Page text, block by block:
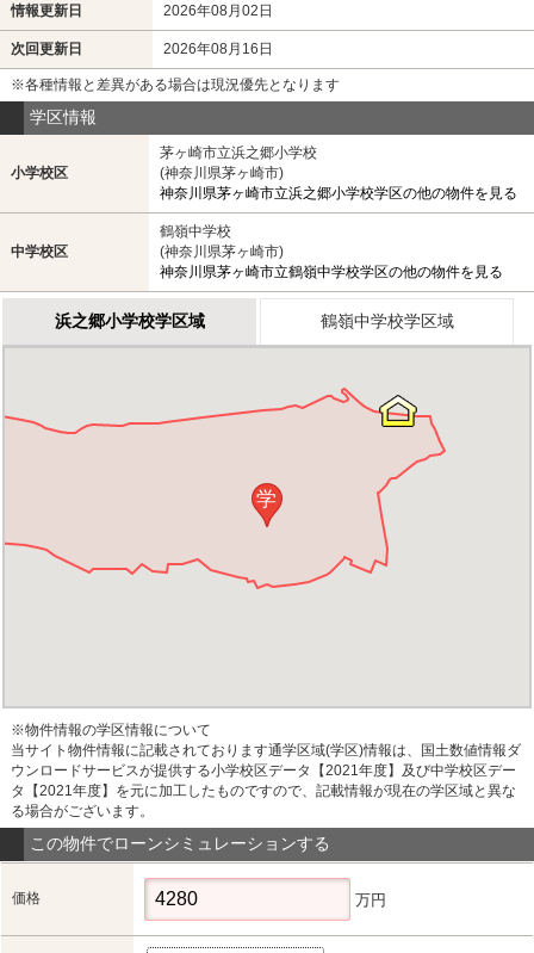
情報更新日 2026年08月02日
次回更新日 2026年08月16日
※各種情報と差異がある場合は現況優先となります
学区情報
小学校区
茅ヶ崎市立浜之郷小学校
(神奈川県茅ヶ崎市)
神奈川県茅ヶ崎市立浜之郷小学校学区の他の物件を見る
中学校区
鶴嶺中学校
(神奈川県茅ヶ崎市)
神奈川県茅ヶ崎市立鶴嶺中学校学区の他の物件を見る
浜之郷小学校学区域 鶴嶺中学校学区域
学
※物件情報の学区情報について
当サイト物件情報に記載されております通学区域(学区)情報は、国土数値情報ダ
ウンロードサービスが提供する小学校区データ【2021年度】及び中学校区デー
タ【2021年度】を元に加工したものですので、記載情報が現在の学区域と異な
る場合がございます。
この物件でローンシミュレーションする
価格 万円